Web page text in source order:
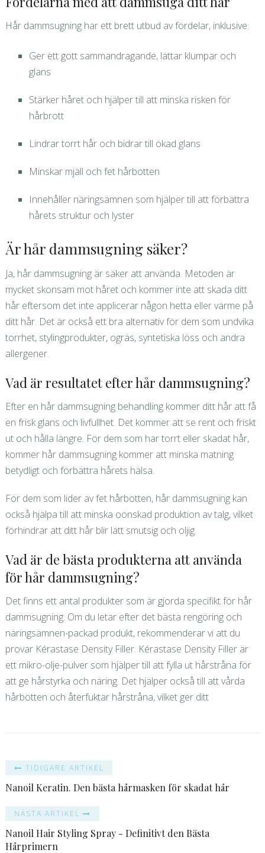
Hår dammsugning har ett brett utbud av fördelar, inklusive:
Ger ett gott sammandragande, lättar klumpar och
glans
Stärker håret och hjälper till att minska risken för
hårbrott
Lindrar torrt hår och bidrar till ökad glans
Minskar mjäll och fet hårbotten
Innehåller näringsämnen som hjälper till att förbättra
hårets struktur och lyster
Är hår dammsugning säker?
Ja, hår dammsugning är säker att använda. Metoden är
mycket skonsam mot håret och kommer inte att skada ditt
hår eftersom det inte applicerar någon hetta eller värme på
ditt hår. Det är också ett bra alternativ för dem som undvika
torrhet, stylingprodukter, ogräs, syntetiska löss och andra
allergener.
Vad är resultatet efter hår dammsugning?
Efter en hår dammsugning behandling kommer ditt hår att få
en frisk glans och livfullhet. Det kommer att se rent och friskt
ut och hålla längre. För dem som har torrt eller skadat hår,
kommer hår dammsugning kommer att minska matning
betydligt och förbättra hårets hälsa.
För dem som lider av fet hårbotten, hår dammsugning kan
också hjälpa till att minska oönskad produktion av talg, vilket
förhindrar att ditt hår blir lätt smutsig och oljig.
Vad är de bästa produkterna att använda
för hår dammsugning?
Det finns ett antal produkter som är gjorda specifikt för hår
dammsugning. Om du letar efter det bästa rengöring och
näringsämnen-packad produkt, rekommenderar vi att du
provar Kérastase Density Filler. Kérastase Density Filler är
ett mikro-olje-pulver som hjälper till att fylla ut hårstråna för
att ge hårstyrka och näring. Det hjälper också till att vårda
hårbotten och återfuktar hårstråna, vilket ger ditt
TIDIGARE ARTIKEL
Nanoil Keratin. Den bästa hårmasken för skadat hår
NÄSTA ARTIKEL
Nanoil Hair Styling Spray - Definitivt den Bästa
Hårprimern